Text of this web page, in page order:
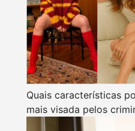
Quais características
mais visada pelos